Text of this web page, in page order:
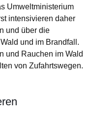
Umweltministerium
intensivieren daher
und über die
und im Brandfall.
und Rauchen im Wald
von Zufahrtswegen.